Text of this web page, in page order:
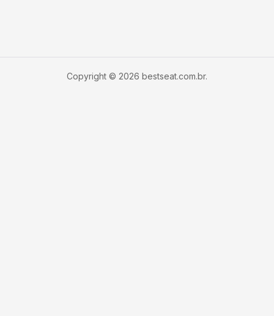
Copyright © 2026 bestseat.com.br.